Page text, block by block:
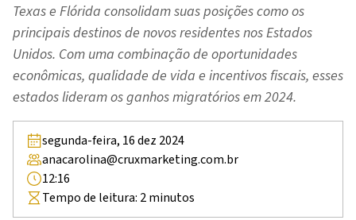
Texas e Flórida consolidam suas posições como os
principais destinos de novos residentes nos Estados
Unidos. Com uma combinação de oportunidades
econômicas, qualidade de vida e incentivos fiscais, esses
estados lideram os ganhos migratórios em 2024.
segunda-feira, 16 dez 2024
anacarolina@cruxmarketing.com.br
12:16
Tempo de leitura: 2minutos